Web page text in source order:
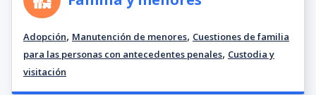
Adopción, Manutención de menores, Cuestiones de familia
para las personas con antecedentes penales, Custodia y
visitación